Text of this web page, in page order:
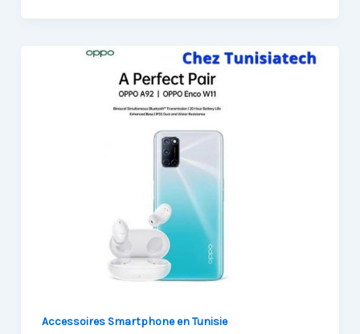
Accessoires Smartphone en Tunisie